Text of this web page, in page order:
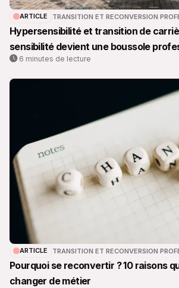
ARTICLE TRANSITION ET RECONVERSION
Hypersensibilité et transition de
sensibilité devient une boussole
6 minutes de lecture
ARTICLE TRANSITION ET RECONVERSION
Pourquoi se reconvertir ? 10 raisons
changer de métier